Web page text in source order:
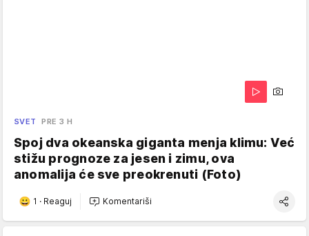
SVET PRE 3 H
Spoj dva okeanska giganta menja klimu: Već
stižu prognoze za jesen i zimu, ova
anomalija će sve preokrenuti (Foto)
1 · Reaguj Komentariši